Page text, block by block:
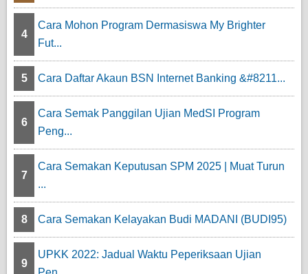
4
Cara Mohon Program Dermasiswa My Brighter
Fut...
5 Cara Daftar Akaun BSN Internet Banking &#8211...
6
Cara Semak Panggilan Ujian MedSI Program
Peng...
7
Cara Semakan Keputusan SPM 2025 | Muat Turun
...
8 Cara Semakan Kelayakan Budi MADANI (BUDI95)
9
UPKK 2022: Jadual Waktu Peperiksaan Ujian